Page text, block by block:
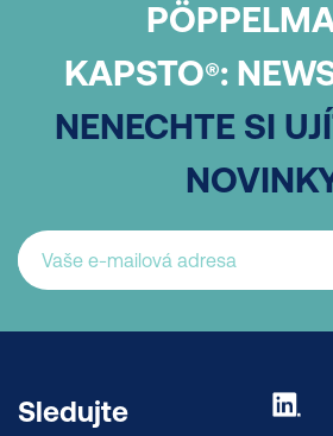
KAPSTO®:
NENECHTE SI
Sledujte